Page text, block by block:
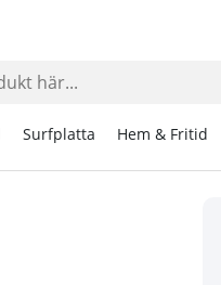
Surfplatta Hem & Fritid